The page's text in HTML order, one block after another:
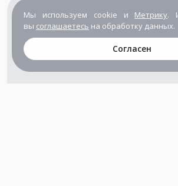
Мы используем cookie и Метрику.
вы соглашаетесь на обработку данных.
Согласен